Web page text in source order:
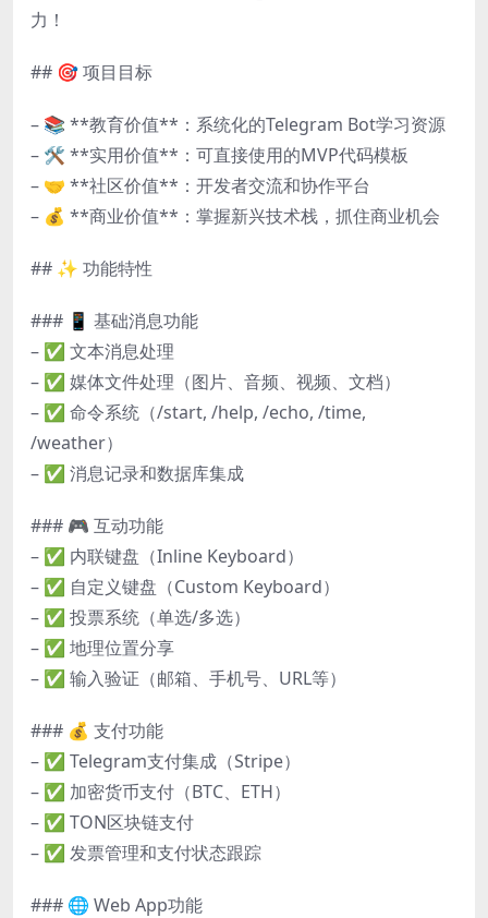
力！
## 🎯 项目目标
– 📚 **教育价值**：系统化的Telegram Bot学习资源
– 🛠️ **实用价值**：可直接使用的MVP代码模板
– 🤝 **社区价值**：开发者交流和协作平台
– 💰 **商业价值**：掌握新兴技术栈，抓住商业机会
## ✨ 功能特性
### 📱 基础消息功能
– ✅ 文本消息处理
– ✅ 媒体文件处理（图片、音频、视频、文档）
– ✅ 命令系统（/start, /help, /echo, /time,
/weather）
– ✅ 消息记录和数据库集成
### 🎮 互动功能
– ✅ 内联键盘（Inline Keyboard）
– ✅ 自定义键盘（Custom Keyboard）
– ✅ 投票系统（单选/多选）
– ✅ 地理位置分享
– ✅ 输入验证（邮箱、手机号、URL等）
### 💰 支付功能
– ✅ Telegram支付集成（Stripe）
– ✅ 加密货币支付（BTC、ETH）
– ✅ TON区块链支付
– ✅ 发票管理和支付状态跟踪
### 🌐 Web App功能